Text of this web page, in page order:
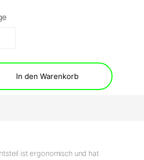
In den Warenkorb
ist ergonomisch und hat